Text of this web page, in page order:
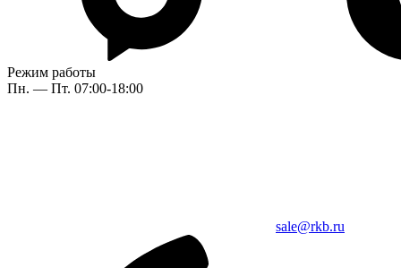
Режим работы
Пн. — Пт. 07:00-18:00
sale@rkb.ru